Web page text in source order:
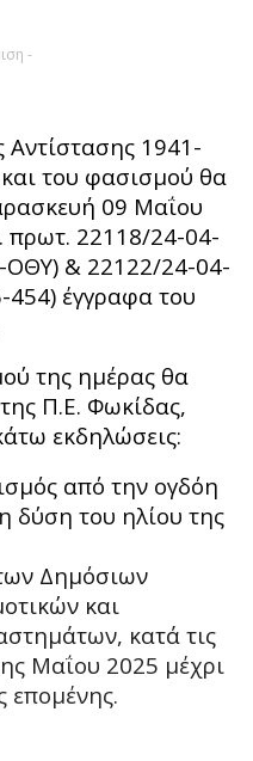
-
Αντίστασης 1941-
του φασισμού θα
09 Μαΐου
22118/24-04-
& 22122/24-04-
έγγραφα του
της ημέρας θα
Π.Ε. Φωκίδας,
εκδηλώσεις:
από την ογδόη
δύση του ηλίου της
Δημόσιων
και
κατά τις
Μαΐου 2025 μέχρι
επομένης.